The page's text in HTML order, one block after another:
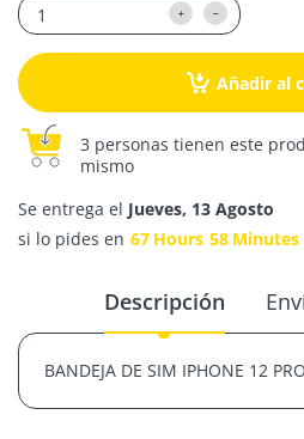
Añadir al
3 personas tienen este
mismo
Se entrega el Jueves, 13 Agosto
si lo pides en 67 Hours 58 Minutes
Descripción
BANDEJA DE SIM IPHONE 12